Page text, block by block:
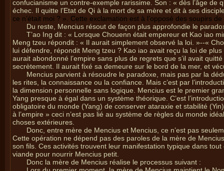
confucianisme un contre-exemple rarissime. Son : « dès l’âge
échec. Il quitte l’Etat de Qi à la mort de sa mère et dit à ses
ce n’était moi ? ». Cette exclamation est à l’opposé des soupirs
Du reste, Mencius résout de façon plus approfondie le
T’ao Ing dit : « Lorsque Chouenn était empereur et Kao iao
Meng tzeu répondit : « Il aurait simplement observé la loi. »--«
lui défendre, répondit Meng tzeu ? Kao iao avait reçu la loi de
aurait abondonné l’empire sans plus de regrets que s’il avait
secrètement. Il aurait fixé sa demeure sur le bord de la mer, et
Mencius parvient à résoudre le paradoxe, mais pas par la
les rites, la connaissance ou la confiance. Mais c’est par
la dimension personnelle sans logique. Mencius est le premier
Yang presque à égal dans un système théorique. C’est
obligatoire du monde (Yang) de conserver ataraxie et stabilité
à l’empire » ceci n’est pas lié au système de règles du monde
choses extérieures.
Donc, entre mère de Mencius et Mencius, ce n’est pas
Cette opération ne dépend pas des paroles de la mère de
son fils. Ces activités trouvent leur manifestation typique dans
viande pour nourrir Mencius petit.
Donc la mère de Mencius réalise le processus suivant :